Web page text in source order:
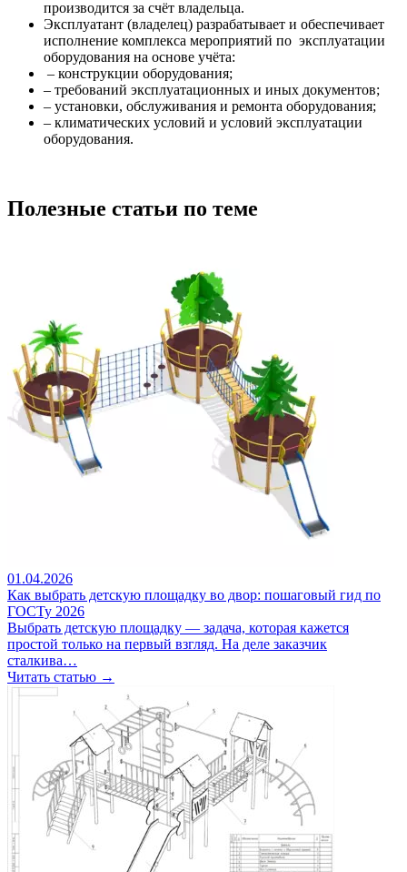
производится за счёт владельца.
Эксплуатант (владелец) разрабатывает и обеспечивает
исполнение комплекса мероприятий по эксплуатации
оборудования на основе учёта:
– конструкции оборудования;
– требований эксплуатационных и иных документов;
– установки, обслуживания и ремонта оборудования;
– климатических условий и условий эксплуатации
оборудования.
Полезные статьи по теме
01.04.2026
Как выбрать детскую площадку во двор: пошаговый гид по
ГОСТу 2026
Выбрать детскую площадку — задача, которая кажется
простой только на первый взгляд. На деле заказчик
сталкива…
Читать статью →